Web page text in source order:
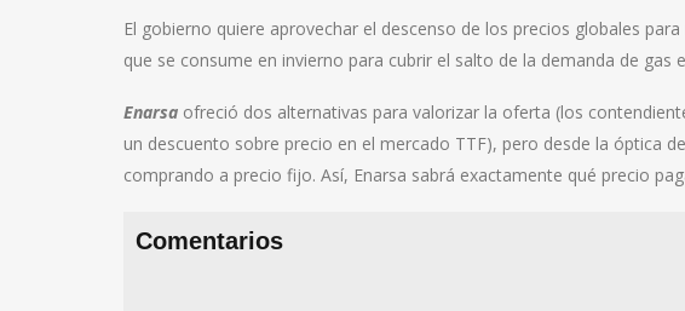
El gobierno quiere aprovechar el descenso de los precios globales
que se consume en invierno para cubrir el salto de la demanda de gas
Enarsa ofreció dos alternativas para valorizar la oferta (los
un descuento sobre precio en el mercado TTF), pero desde la óptica
comprando a precio fijo. Así, Enarsa sabrá exactamente qué precio
Comentarios